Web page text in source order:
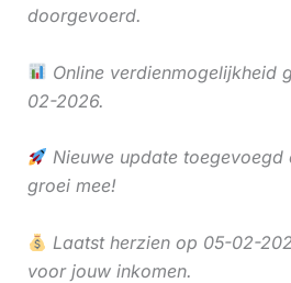
doorgevoerd.
Online verdienmogelijkheid
02-2026.
Nieuwe update
groei mee!
Laatst herzien op 05-02-
voor jouw inkomen.